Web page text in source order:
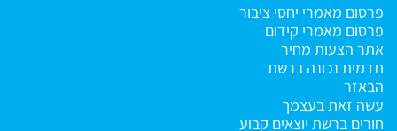
פרסום מאמרי יחסי ציבור
פרסום מאמרי קידום
אתר הצעות מחיר
תדמית נכונה ברשת
הבאזר
עשה זאת בעצמך
חורים ברשת יוצאים קבוע